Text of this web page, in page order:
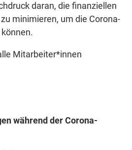
daran, die finanziellen
minimieren, um die Corona-
Mitarbeiter*innen
während der Corona-